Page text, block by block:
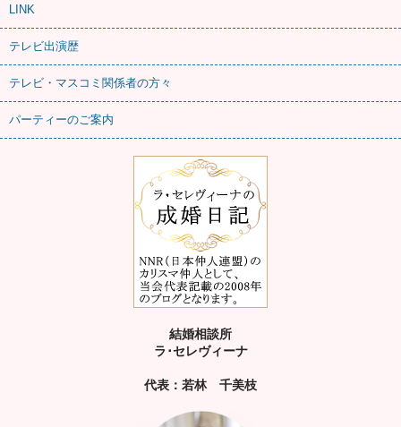
LINK
テレビ出演歴
テレビ・マスコミ関係者の方々
パーティーのご案内
結婚相談所
ラ･セレヴィーナ
代表：若林 千美枝